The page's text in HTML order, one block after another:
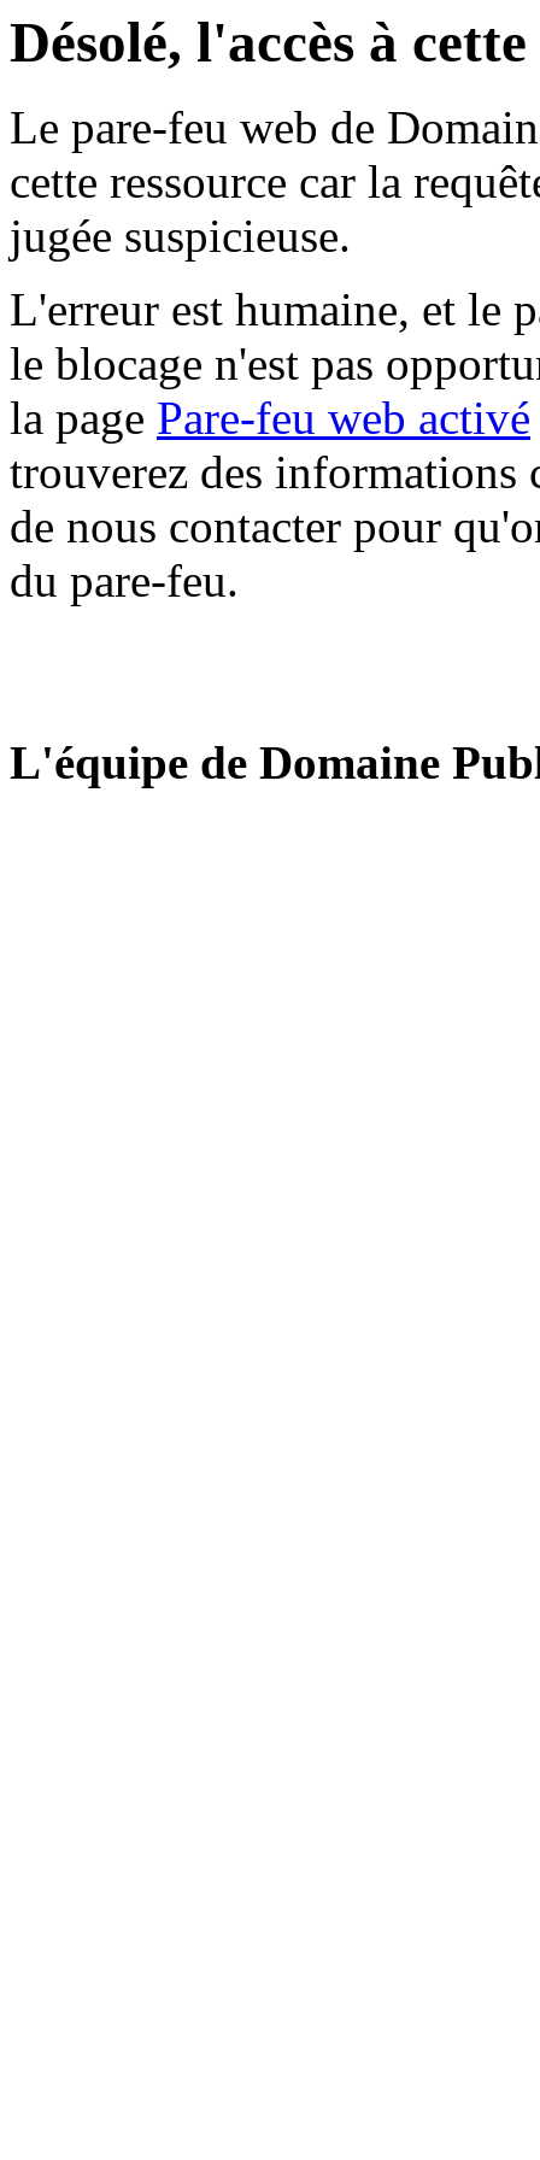
Désolé, l'accès à
Le pare-feu web de
cette ressource car la
jugée suspicieuse.
L'erreur est humaine, et le
le blocage n'est pas
la page Pare-feu web activé
trouverez des informations
de nous contacter pour
du pare-feu.
L'équipe de Domaine